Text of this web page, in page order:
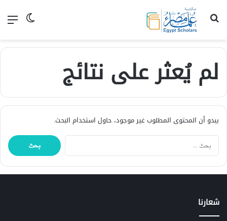
الوضع بحث عن
لم يُعثر على نتائج
يبدو أن المحتوى المطلوب غير موجود، حاول استخدام البحث.
البحث
عن:
شعارنا